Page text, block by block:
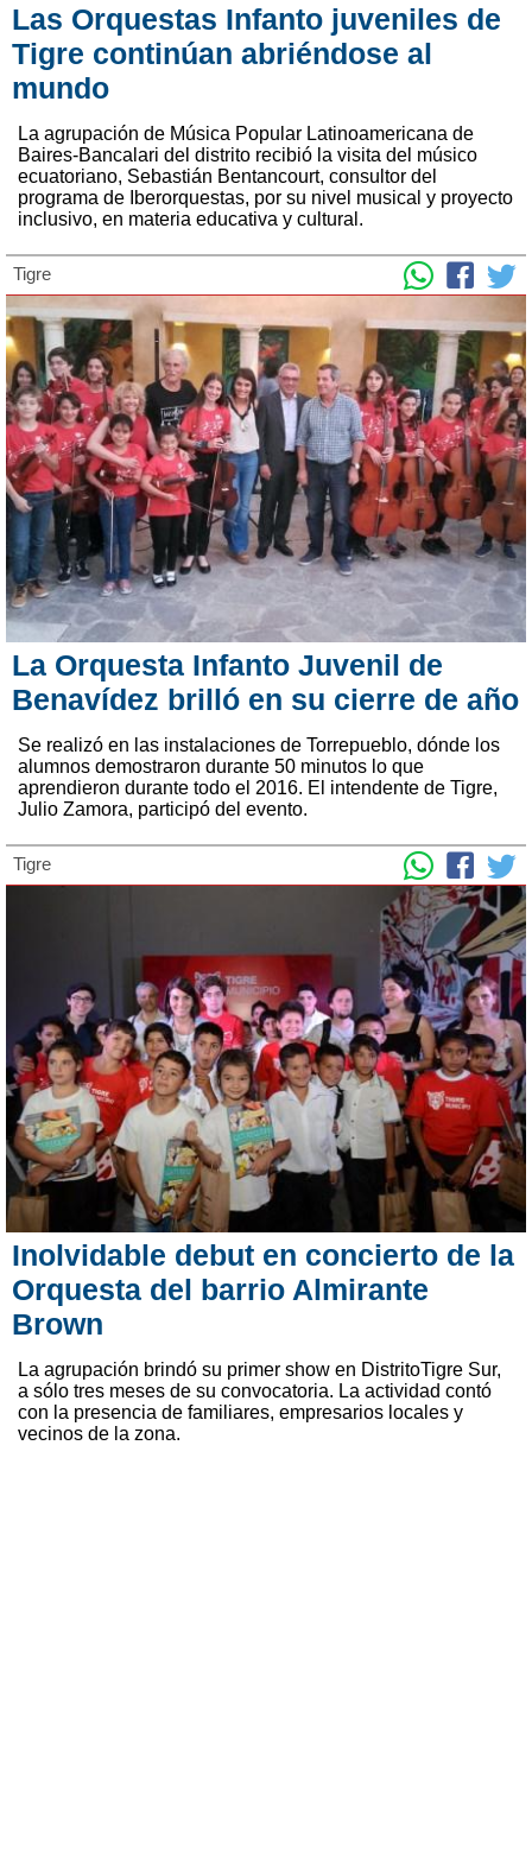
Las Orquestas Infanto juveniles de
Tigre continúan abriéndose al
mundo
La agrupación de Música Popular Latinoamericana de
Baires-Bancalari del distrito recibió la visita del músico
ecuatoriano, Sebastián Bentancourt, consultor del
programa de Iberorquestas, por su nivel musical y proyecto
inclusivo, en materia educativa y cultural.
Tigre
La Orquesta Infanto Juvenil de
Benavídez brilló en su cierre de año
Se realizó en las instalaciones de Torrepueblo, dónde los
alumnos demostraron durante 50 minutos lo que
aprendieron durante todo el 2016. El intendente de Tigre,
Julio Zamora, participó del evento.
Tigre
Inolvidable debut en concierto de la
Orquesta del barrio Almirante
Brown
La agrupación brindó su primer show en DistritoTigre Sur,
a sólo tres meses de su convocatoria. La actividad contó
con la presencia de familiares, empresarios locales y
vecinos de la zona.